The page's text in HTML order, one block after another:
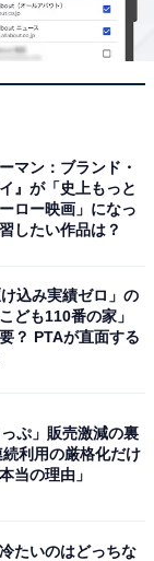
れで、1999年
CDデビュー。
ストウッド監
二宮さんは透
は、ソロでカ
ます。
を、優しい声で
楽曲でも自分
と思う」（熊
よくて大好き
マン：ブランド・
』が「史上もっと
ロー映画」になっ
したい作品は？
込み実績ゼロ」の
ども110番の家」
？ PTAが直面する
っぷ」販売激減の裏
利用の厳格化だけ
当の理由」
冷たいのはどっちな